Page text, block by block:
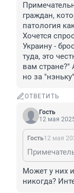
граждан,
патология
Хочется
Украину -
туда, это
вам стране?"
но за
ОТВЕТИТЬ
Гость
12 мая
Гость12 мая
Может у них
никогда?